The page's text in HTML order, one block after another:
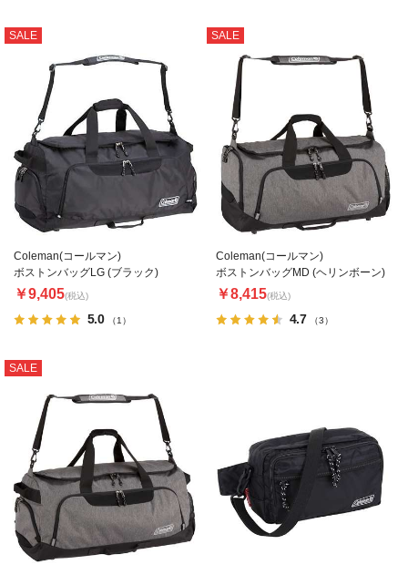
SALE
5.0 （1）
Coleman(コールマン)
ボストンバッグLG (ブラック)
￥9,405(税込)
SALE
4.7 （3）
Coleman(コールマン)
ボストンバッグMD (ヘリンボーン)
￥8,415(税込)
SALE